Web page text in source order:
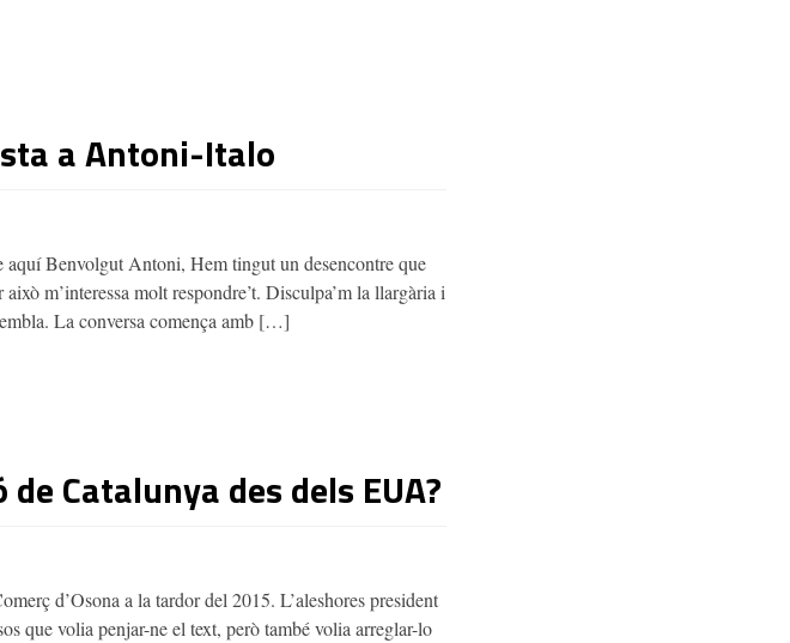
a Antoni-Italo
aquí Benvolgut Antoni, Hem tingut un desencontre que
m’interessa molt respondre’t. Disculpa’m la llargària i
La conversa comença amb […]
Catalunya des dels EUA?
d’Osona a la tardor del 2015. L’aleshores president
que volia penjar-ne el text, però també volia arreglar-lo